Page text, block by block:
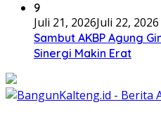
Redaksi
Pedoman Pemberitaan
Kode Etik
www.bangunkalteng.id